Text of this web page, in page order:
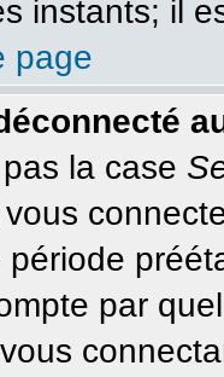
instants; il
page
la case
par